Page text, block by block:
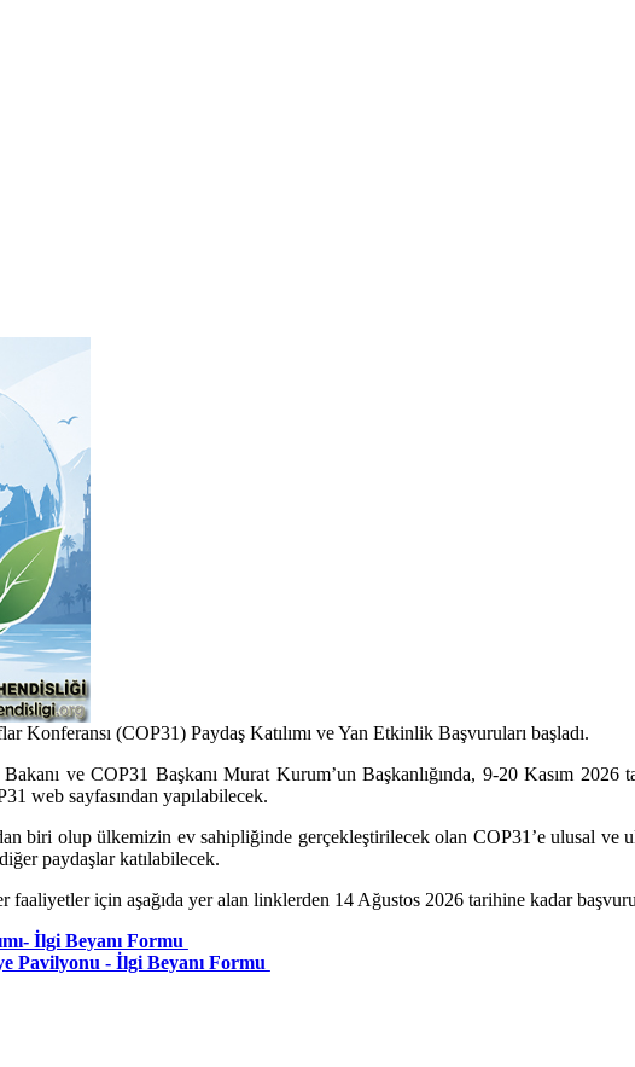
(COP31) Paydaş Katılımı ve Yan Etkinlik Başvuruları başladı.
ve COP31 Başkanı Murat Kurum’un Başkanlığında, 9-20 Kasım 2026
web sayfasından yapılabilecek.
biri olup ülkemizin ev sahipliğinde gerçekleştirilecek olan COP31’e ulusal ve
paydaşlar katılabilecek.
faaliyetler için aşağıda yer alan linklerden 14 Ağustos 2026 tarihine kadar
İlgi Beyanı Formu
Pavilyonu - İlgi Beyanı Formu